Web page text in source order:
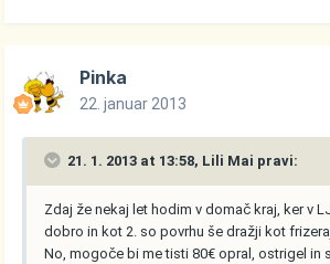
Pinka
22. januar 2013
21. 1. 2013 at 13:58, Lili Mai pravi:
Zdaj že nekaj let hodim v domač kraj, ker v
dobro in kot 2. so povrhu še dražji kot
No, mogoče bi me tisti 80€ opral, ostrigel in